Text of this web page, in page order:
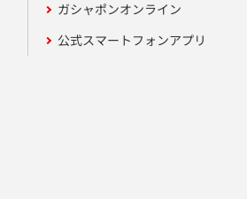
ガシャポンオンライン
公式スマートフォンアプリ